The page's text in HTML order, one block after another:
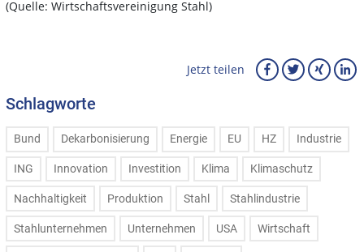
(Quelle: Wirtschaftsvereinigung Stahl)
Jetzt teilen
Schlagworte
Bund Dekarbonisierung Energie EU HZ Industrie
ING Innovation Investition Klima Klimaschutz
Nachhaltigkeit Produktion Stahl Stahlindustrie
Stahlunternehmen Unternehmen USA Wirtschaft